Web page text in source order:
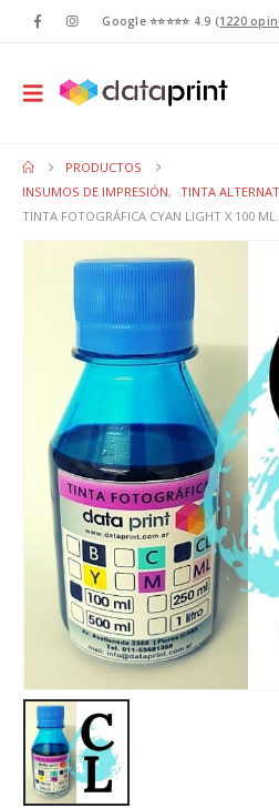
Google ⭐⭐⭐⭐⭐ 4.9 (1220
PRODUCTOS
INSUMOS DE IMPRESIÓN, TINTA
TINTA FOTOGRÁFICA CYAN LIGHT X 100 ML.